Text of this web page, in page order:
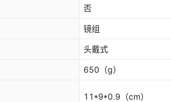
否
镜组
头戴式
650 （g）
11*9*0.9 （cm）